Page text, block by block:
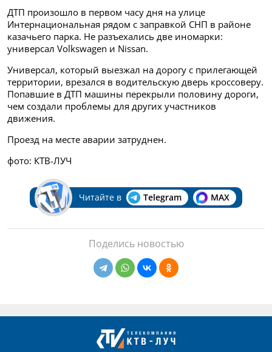
ДТП произошло в первом часу дня на улице
Интернациональная рядом с заправкой СНП в районе
казачьего парка. Не разъехались две иномарки:
универсал Volkswagen и Nissan.
Универсал, который выезжал на дорогу с прилегающей
территории, врезался в водительскую дверь кроссоверу.
Попавшие в ДТП машины перекрыли половину дороги,
чем создали проблемы для других участников
движения.
Проезд на месте аварии затруднен.
фото: КТВ-ЛУЧ
Читайте в Telegram MAX
Поделись новостью